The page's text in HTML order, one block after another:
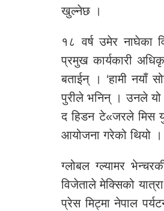
खुल्नेछ ।
१८ वर्ष उमेर नाघेका
प्रमुख कार्यकारी
बताईन् । ‘हामी नयाँ
पुरीले भनिन् । उनले यो
द हिडन टे«जरले मिस
आयोजना गरेको थियो ।
ग्लोबल ग्ल्यामर
विजेताले मेक्सिको
प्रेस मिट्मा नेपाल